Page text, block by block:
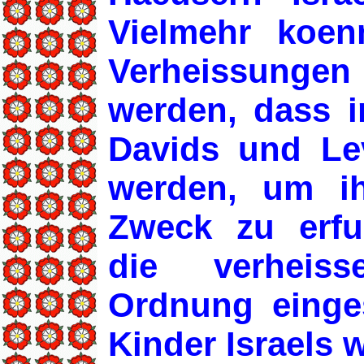
Vielmehr
werden, dass
Davids und
werden, um
Zweck zu
die
Ordnung
Kinder Israels